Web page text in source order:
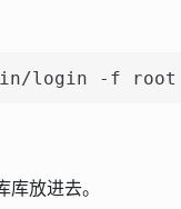
login -f root
放进去。